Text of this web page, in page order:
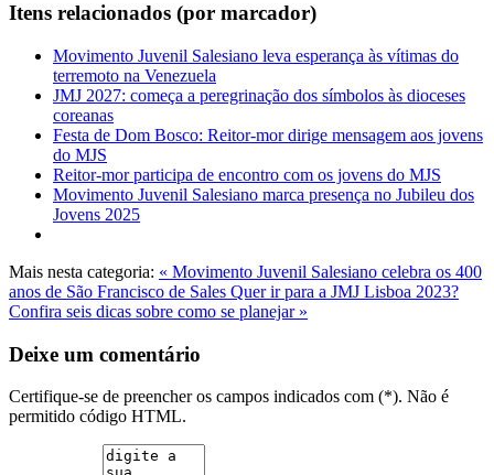
Itens relacionados (por marcador)
Movimento Juvenil Salesiano leva esperança às vítimas do
terremoto na Venezuela
JMJ 2027: começa a peregrinação dos símbolos às dioceses
coreanas
Festa de Dom Bosco: Reitor-mor dirige mensagem aos jovens
do MJS
Reitor-mor participa de encontro com os jovens do MJS
Movimento Juvenil Salesiano marca presença no Jubileu dos
Jovens 2025
Mais nesta categoria: « Movimento Juvenil Salesiano celebra os 400
anos de São Francisco de Sales Quer ir para a JMJ Lisboa 2023?
Confira seis dicas sobre como se planejar »
Deixe um comentário
Certifique-se de preencher os campos indicados com (*). Não é
permitido código HTML.